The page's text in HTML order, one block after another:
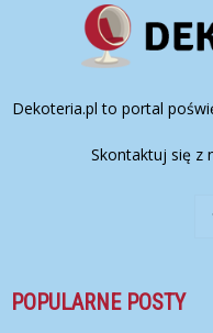
Dekoteria.pl to portal
Skontaktuj się z
POPULARNE POSTY